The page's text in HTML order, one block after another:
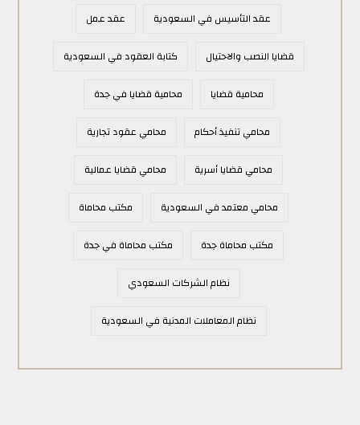
عقد التأسيس في السعودية عقد عمل
قضايا النصب والاحتيال كتابة العقود في السعودية
محامية قضايا محامية قضايا في جدة
محامي تنفيذ أحكام محامي عقود تجارية
محامي قضايا أسرية محامي قضايا عمالية
محامي معتمد في السعودية مكتب محاماة
مكتب محاماة جدة مكتب محاماة في جدة
نظام الشركات السعودي
نظام المعاملات المدنية في السعودية